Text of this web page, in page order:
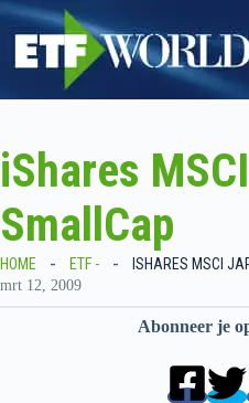
Ga
naar
inhoud
iShares
SmallCap
HOME ETF - ISHARES MSCI
mrt 12, 2009
Abonneer je